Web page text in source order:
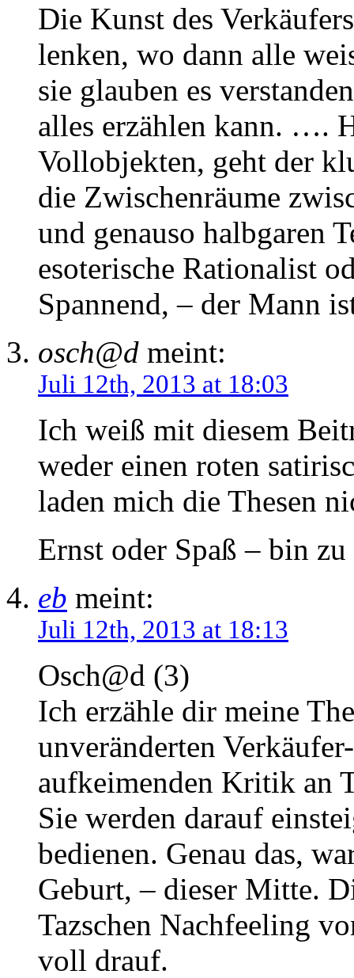
Die Kunst des
lenken, wo dann alle
sie glauben es
alles erzählen kann. ….
Vollobjekten, geht der
die Zwischenräume
und genauso halbgaren
esoterische Rationalist
Spannend, – der Mann
osch@d meint:
Juli 12th, 2013 at 18:03
Ich weiß mit diesem
weder einen roten
laden mich die Thesen
Ernst oder Spaß – bin
eb meint:
Juli 12th, 2013 at 18:13
Osch@d (3)
Ich erzähle dir meine
unveränderten
aufkeimenden Kritik an
Sie werden darauf
bedienen. Genau das,
Geburt, – dieser Mitte.
Tazschen Nachfeeling
voll drauf.